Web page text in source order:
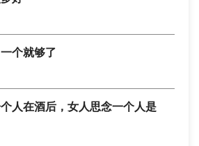
个就够了
人在酒后，女人思念一个人是